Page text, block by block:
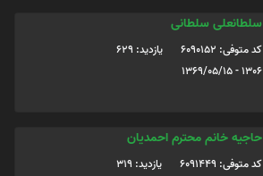
سلطانعلی سلطانی
کد متوفی: 6090152
یازدید: 629
1306 - 1369/05/15
حاجیه خانم محترم احمدیان
کد متوفی: 6091449
یازدید: 319